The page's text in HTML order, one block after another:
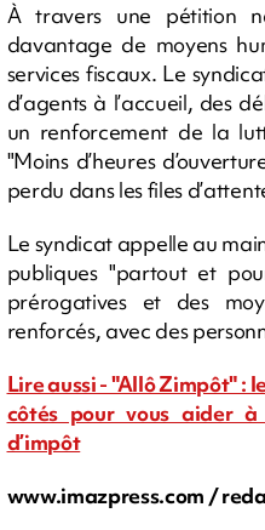
À travers une pétition
davantage de moyens
services fiscaux. Le
d’agents à l’accueil, des
un renforcement de la
"Moins d’heures
perdu dans les files
Le syndicat appelle au
publiques "partout et
prérogatives et des
renforcés, avec des
Lire aussi - "Allô Zimpôt" :
côtés pour vous aider
d’impôt
www.imazpress.com /